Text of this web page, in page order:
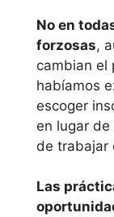
No en
forzosas,
cambian el
habíamos
escoger
en lugar
de trabajar
Las